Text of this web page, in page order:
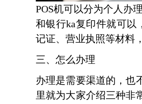
POS机可以分为个人办
和银行ka复印件就可以
记证、营业执照等材料
三、怎么办理
办理是需要渠道的，也
里就为大家介绍三种非